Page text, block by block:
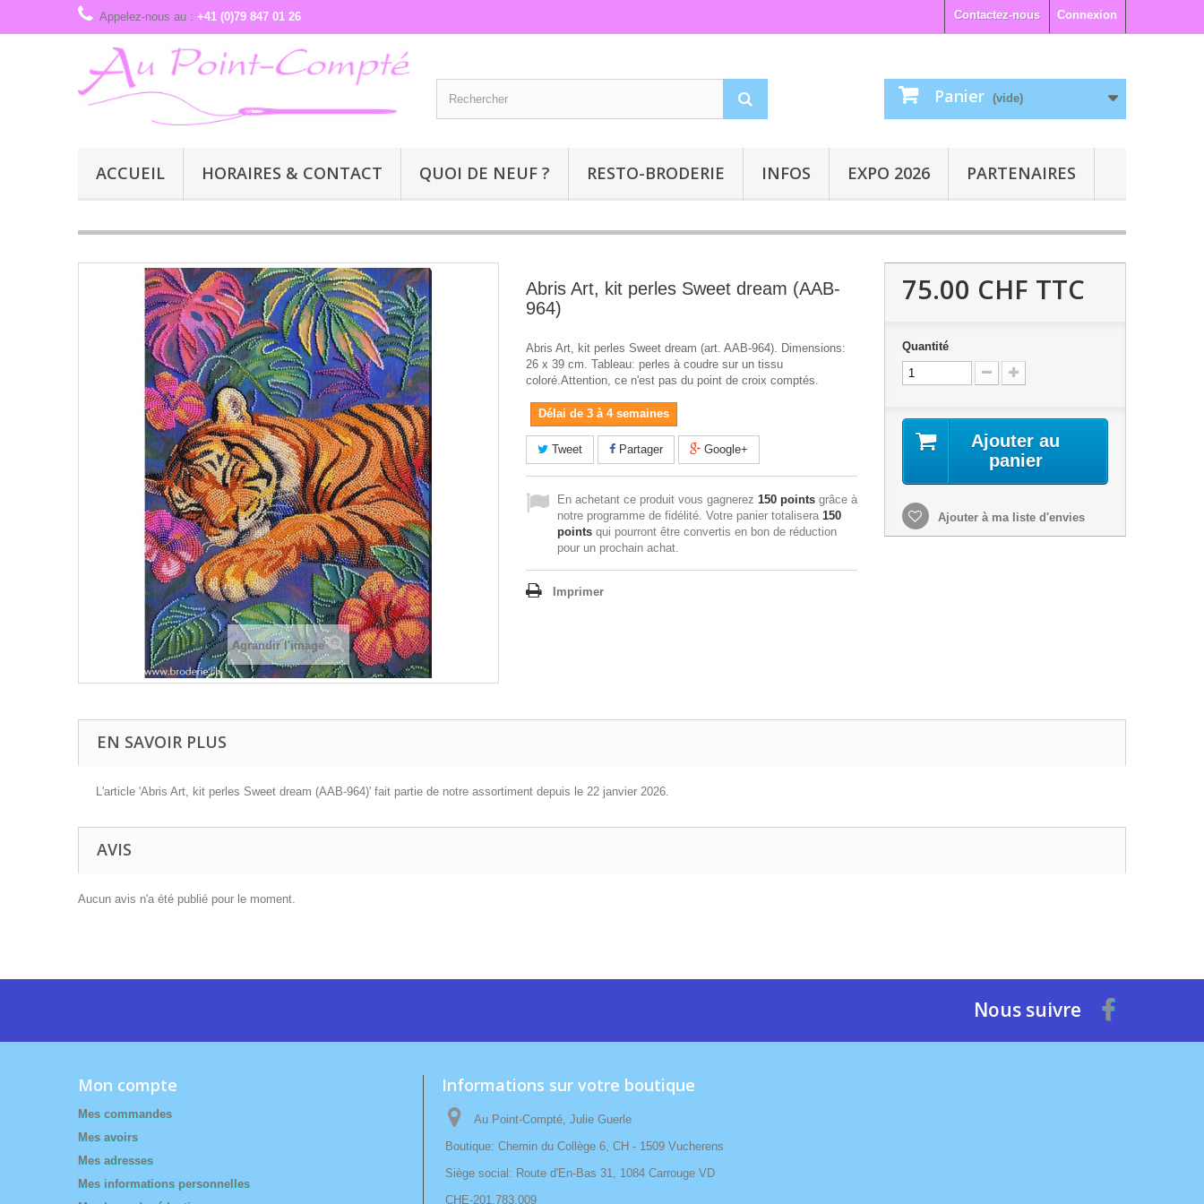
Connexion
Contactez-nous
Appelez-nous au : +41 (0)79 847 01 26
Panier (vide)
ACCUEIL HORAIRES & CONTACT QUOI DE NEUF ? RESTO-BRODERIE INFOS EXPO 2026 PARTENAIRES
Agrandir l'image
Abris Art, kit perles Sweet dream (AAB-
964)
Abris Art, kit perles Sweet dream (art. AAB-964). Dimensions:
26 x 39 cm. Tableau: perles à coudre sur un tissu
coloré.Attention, ce n'est pas du point de croix comptés.
Délai de 3 à 4 semaines
Tweet Partager Google+
En achetant ce produit vous gagnerez 150 points grâce à
notre programme de fidélité. Votre panier totalisera 150
points qui pourront être convertis en bon de réduction
pour un prochain achat.
Imprimer
75.00 CHF TTC
Quantité
Ajouter au
panier
Ajouter à ma liste d'envies
EN SAVOIR PLUS
L'article 'Abris Art, kit perles Sweet dream (AAB-964)' fait partie de notre assortiment depuis le 22 janvier 2026.
AVIS
Aucun avis n'a été publié pour le moment.
Nous suivre
Mon compte
Mes commandes
Mes avoirs
Mes adresses
Mes informations personnelles
Informations sur votre boutique
Au Point-Compté, Julie Guerle
Boutique: Chemin du Collège 6, CH - 1509 Vucherens
Siège social: Route d'En-Bas 31, 1084 Carrouge VD
CHE-201.783.009